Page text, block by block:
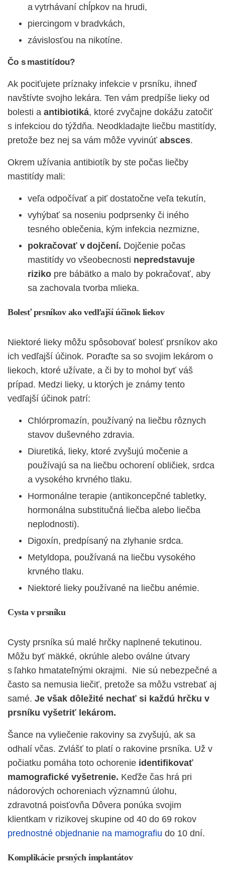
a vytrhávaní chĺpkov na hrudi,
piercingom v bradvkách,
závislosťou na nikotíne.
Čo s mastitídou?
Ak pociťujete príznaky infekcie v prsníku, ihneď
navštívte svojho lekára. Ten vám predpíše lieky od
bolesti a antibiotiká, ktoré zvyčajne dokážu zatočiť
s infekciou do týždňa. Neodkladajte liečbu mastitídy,
pretože bez nej sa vám môže vyvinúť absces.
Okrem užívania antibiotík by ste počas liečby
mastitídy mali:
veľa odpočívať a piť dostatočne veľa tekutín,
vyhýbať sa noseniu podprsenky či iného
tesného oblečenia, kým infekcia nezmizne,
pokračovať v dojčení. Dojčenie počas
mastitídy vo všeobecnosti nepredstavuje
riziko pre bábätko a malo by pokračovať, aby
sa zachovala tvorba mlieka.
Bolesť prsníkov ako vedľajší účinok liekov
Niektoré lieky môžu spôsobovať bolesť prsníkov ako
ich vedľajší účinok. Poraďte sa so svojim lekárom o
liekoch, ktoré užívate, a či by to mohol byť váš
prípad. Medzi lieky, u ktorých je známy tento
vedľajší účinok patrí:
Chlórpromazín, používaný na liečbu rôznych
stavov duševného zdravia.
Diuretiká, lieky, ktoré zvyšujú močenie a
používajú sa na liečbu ochorení obličiek, srdca
a vysokého krvného tlaku.
Hormonálne terapie (antikoncepčné tabletky,
hormonálna substitučná liečba alebo liečba
neplodnosti).
Digoxín, predpísaný na zlyhanie srdca.
Metyldopa, používaná na liečbu vysokého
krvného tlaku.
Niektoré lieky používané na liečbu anémie.
Cysta v prsníku
Cysty prsníka sú malé hrčky naplnené tekutinou.
Môžu byť mäkké, okrúhle alebo oválne útvary
s ľahko hmatateľnými okrajmi. Nie sú nebezpečné a
často sa nemusia liečiť, pretože sa môžu vstrebať aj
samé. Je však dôležité nechať si každú hrčku v
prsníku vyšetriť lekárom.
Šance na vyliečenie rakoviny sa zvyšujú, ak sa
odhalí včas. Zvlášť to platí o rakovine prsníka. Už v
počiatku pomáha toto ochorenie identifikovať
mamografické vyšetrenie. Keďže čas hrá pri
nádorových ochoreniach významnú úlohu,
zdravotná poisťovňa Dôvera ponúka svojim
klientkam v rizikovej skupine od 40 do 69 rokov
prednostné objednanie na mamografiu do 10 dní.
Komplikácie prsných implantátov